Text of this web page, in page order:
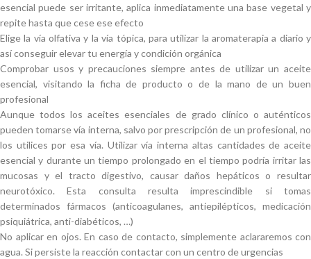
esencial puede ser irritante, aplica inmediatamente una base vegetal y
repite hasta que cese ese efecto
Elige la vía olfativa y la vía tópica, para utilizar la aromaterapia a diario y
así conseguir elevar tu energía y condición orgánica
Comprobar usos y precauciones siempre antes de utilizar un aceite
esencial, visitando la ficha de producto o de la mano de un buen
profesional
Aunque todos los aceites esenciales de grado clínico o auténticos
pueden tomarse vía interna, salvo por prescripción de un profesional, no
los utilices por esa vía. Utilizar vía interna altas cantidades de aceite
esencial y durante un tiempo prolongado en el tiempo podría irritar las
mucosas y el tracto digestivo, causar daños hepáticos o resultar
neurotóxico. Esta consulta resulta imprescindible si tomas
determinados fármacos (anticoagulanes, antiepilépticos, medicación
psiquiátrica, anti-diabéticos, …)
No aplicar en ojos. En caso de contacto, simplemente aclararemos con
agua. Si persiste la reacción contactar con un centro de urgencias